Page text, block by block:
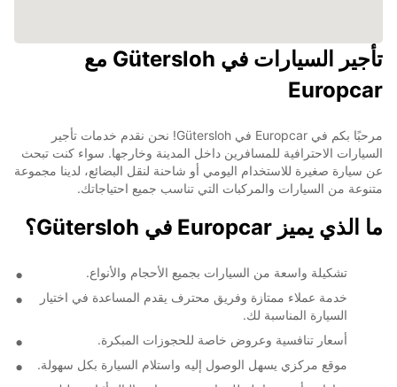
تأجير السيارات في Gütersloh مع
Europcar
مرحبًا بكم في Europcar في Gütersloh! نحن نقدم خدمات تأجير
السيارات الاحترافية للمسافرين داخل المدينة وخارجها. سواء كنت تبحث
عن سيارة صغيرة للاستخدام اليومي أو شاحنة لنقل البضائع، لدينا مجموعة
متنوعة من السيارات والمركبات التي تناسب جميع احتياجاتك.
ما الذي يميز Europcar في Gütersloh؟
تشكيلة واسعة من السيارات بجميع الأحجام والأنواع.
خدمة عملاء ممتازة وفريق محترف يقدم المساعدة في اختيار
السيارة المناسبة لك.
أسعار تنافسية وعروض خاصة للحجوزات المبكرة.
موقع مركزي يسهل الوصول إليه واستلام السيارة بكل سهولة.